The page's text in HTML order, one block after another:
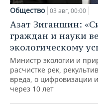
Общество 03 авг, 00:00
Азат Зиганшин:
граждан и науки
экологическому
Министр экологии и
расчистке рек,
вреда, о цифровизации
через 10 лет